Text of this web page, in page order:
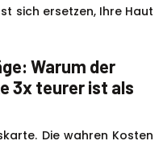
sich ersetzen, Ihre Haut
Warum der
3x teurer ist als
Die wahren Kosten